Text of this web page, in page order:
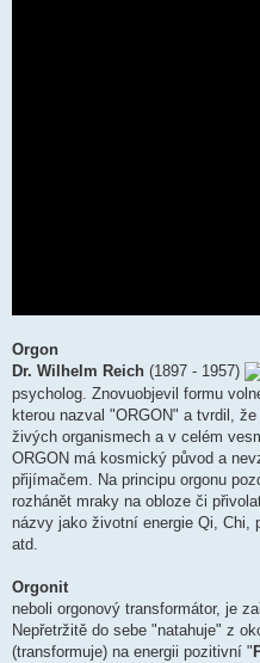
Orgon
Dr. Wilhelm Reich (1897 - 1957)
psycholog. Znovuobjevil formu
kterou nazval "ORGON" a tvrdil,
živých organismech a v celém
ORGON má kosmický původ a
přijímačem. Na principu orgonu
rozhánět mraky na obloze či
názvy jako životní energie Qi, Chi,
atd.
Orgonit
neboli orgonový transformátor, je
Nepřetržitě do sebe "natahuje" z
(transformuje) na energii pozitivní "